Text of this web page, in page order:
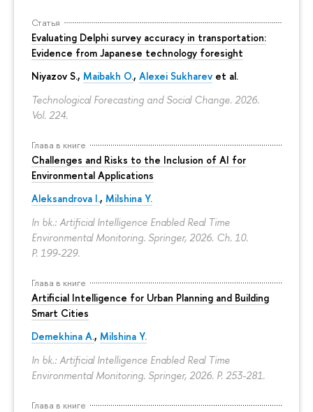
Статья
Evaluating Delphi survey accuracy in transportation:
Evidence from Japanese technology foresight
Niyazov S., Maibakh O., Alexei Sukharev et al.
Technological Forecasting and Social Change. 2026.
Vol. 224.
Глава в книге
Challenges and Risks to the Inclusion of AI for
Environmental Applications
Aleksandrova I., Milshina Y.
In bk.: Artificial Intelligence Enabled Real Time
Environmental Monitoring. Springer, 2026. Ch. 10.
P. 199-229.
Глава в книге
Artificial Intelligence for Urban Planning and Building
Smart Cities
Demekhina A., Milshina Y.
In bk.: Artificial Intelligence Enabled Real Time
Environmental Monitoring. Springer, 2026. P. 253-281.
Глава в книге